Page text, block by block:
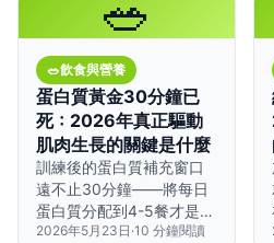
🥗飲食與營養
蛋白質黃金30分鐘已
死：2026年真正驅動
肌肉生長的關鍵是什麼
訓練後的蛋白質補充窗口
遠不止30分鐘——將每日
蛋白質分配到4-5餐才是促
進肌肉生長的關鍵。
2026年5月23日 ·10 分鐘閱讀